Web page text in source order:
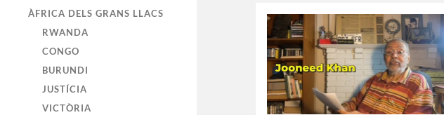
ÀFRICA DELS GRANS LLACS
RWANDA
CONGO
BURUNDI
JUSTÍCIA
VICTÒRIA